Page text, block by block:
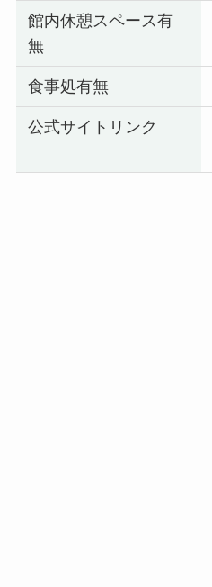
館内休憩スペース有
無
食事処有無
公式サイトリンク